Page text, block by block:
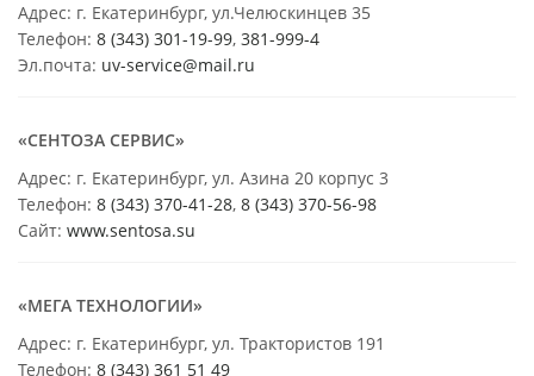
Адрес: г. Екатеринбург, ул.Челюскинцев 35
Телефон: 8 (343) 301-19-99, 381-999-4
Эл.почта: uv-service@mail.ru
«СЕНТОЗА СЕРВИС»
Адрес: г. Екатеринбург, ул. Азина 20 корпус 3
Телефон: 8 (343) 370-41-28, 8 (343) 370-56-98
Сайт: www.sentosa.su
«МЕГА ТЕХНОЛОГИИ»
Адрес: г. Екатеринбург, ул. Трактористов 191
Телефон: 8 (343) 361 51 49